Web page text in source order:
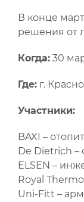
В конце
решения от
Когда: 30
Где: г.
Участники:
BAXI –
De Dietrich –
ELSEN –
Royal
Uni-Fitt –